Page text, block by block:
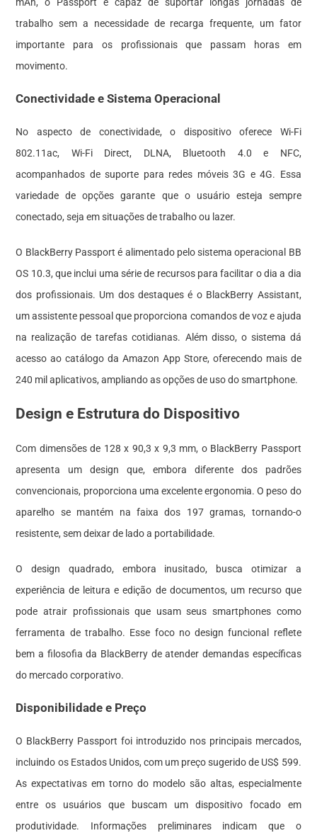
mAh, o Passport é capaz de suportar longas jornadas de
trabalho sem a necessidade de recarga frequente, um fator
importante para os profissionais que passam horas em
movimento.
Conectividade e Sistema Operacional
No aspecto de conectividade, o dispositivo oferece Wi-Fi
802.11ac, Wi-Fi Direct, DLNA, Bluetooth 4.0 e NFC,
acompanhados de suporte para redes móveis 3G e 4G. Essa
variedade de opções garante que o usuário esteja sempre
conectado, seja em situações de trabalho ou lazer.
O BlackBerry Passport é alimentado pelo sistema operacional BB
OS 10.3, que inclui uma série de recursos para facilitar o dia a dia
dos profissionais. Um dos destaques é o BlackBerry Assistant,
um assistente pessoal que proporciona comandos de voz e ajuda
na realização de tarefas cotidianas. Além disso, o sistema dá
acesso ao catálogo da Amazon App Store, oferecendo mais de
240 mil aplicativos, ampliando as opções de uso do smartphone.
Design e Estrutura do Dispositivo
Com dimensões de 128 x 90,3 x 9,3 mm, o BlackBerry Passport
apresenta um design que, embora diferente dos padrões
convencionais, proporciona uma excelente ergonomia. O peso do
aparelho se mantém na faixa dos 197 gramas, tornando-o
resistente, sem deixar de lado a portabilidade.
O design quadrado, embora inusitado, busca otimizar a
experiência de leitura e edição de documentos, um recurso que
pode atrair profissionais que usam seus smartphones como
ferramenta de trabalho. Esse foco no design funcional reflete
bem a filosofia da BlackBerry de atender demandas específicas
do mercado corporativo.
Disponibilidade e Preço
O BlackBerry Passport foi introduzido nos principais mercados,
incluindo os Estados Unidos, com um preço sugerido de US$ 599.
As expectativas em torno do modelo são altas, especialmente
entre os usuários que buscam um dispositivo focado em
produtividade. Informações preliminares indicam que o